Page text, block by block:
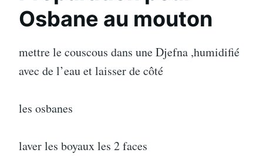
Osbane au mouton
mettre le couscous dans une Djefna ,humidifié
avec de l’eau et laisser de côté
les osbanes
laver les boyaux les 2 faces